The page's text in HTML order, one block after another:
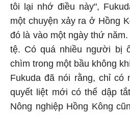
tôi lại nhớ điều này",
một chuyện xảy ra ở Hồng
đó là vào một ngày thứ
tệ. Có quá nhiều người bị
chìm trong một bầu không
Fukuda đã nói rằng, chỉ có
quyết liệt mới có thể dập
Nông nghiệp Hồng Kông